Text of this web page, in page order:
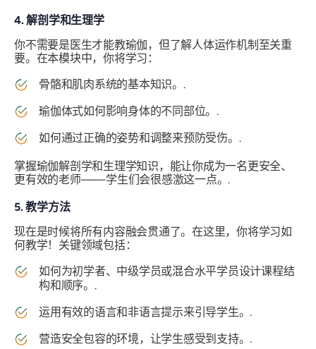
4. 解剖学和生理学
你不需要是医生才能教瑜伽，但了解人体运作机制至关重
要。在本模块中，你将学习：
骨骼和肌肉系统的基本知识。.
瑜伽体式如何影响身体的不同部位。.
如何通过正确的姿势和调整来预防受伤。.
掌握瑜伽解剖学和生理学知识，能让你成为一名更安全、
更有效的老师——学生们会很感激这一点。.
5. 教学方法
现在是时候将所有内容融会贯通了。在这里，你将学习如
何教学！关键领域包括：
如何为初学者、中级学员或混合水平学员设计课程结
构和顺序。.
运用有效的语言和非语言提示来引导学生。.
营造安全包容的环境，让学生感受到支持。.